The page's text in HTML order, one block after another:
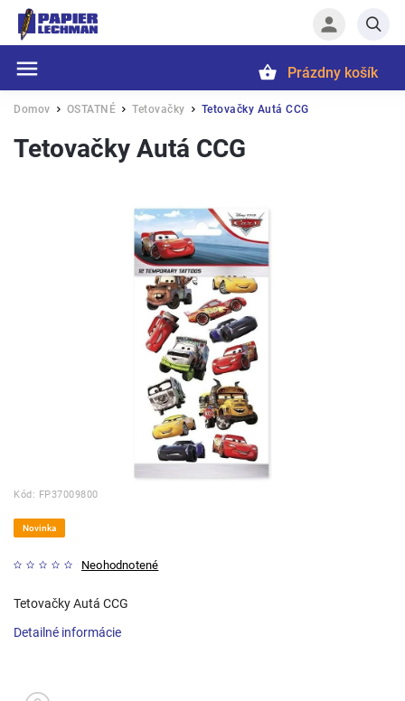
Hľadať
Prázdny košík
Domov / OSTATNÉ / Tetovačky / Tetovačky Autá CCG
Tetovačky Autá CCG
Kód: FP37009800
Novinka
Neohodnotené
Tetovačky Autá CCG
Detailné informácie